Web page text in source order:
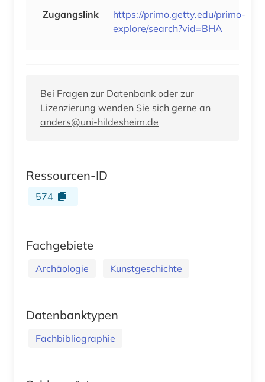
Zugangslink
https://primo.getty.edu/primo-
explore/search?vid=BHA
Bei Fragen zur Datenbank oder zur
Lizenzierung wenden Sie sich gerne an
anders@uni-hildesheim.de
Ressourcen-ID
574
Fachgebiete
Archäologie Kunstgeschichte
Datenbanktypen
Fachbibliographie